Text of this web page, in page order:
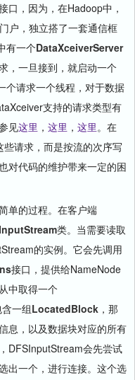
口，因为，在Hadoop中，
户，独立搭了一套通信框
有一个DataXceiverServer
，一旦接到，就启动一个
个请求一个线程，对于数据
支持的请求类型有
见这里 ， 这里 ， 这里。在
请求，而是按流的次序写
对代码的维护带来一定的困
的过程。在客户端
类。当需要读取
的实例。它会先调用
接口，提供给NameNode
中取得一个
一组LocatedBlock ，那
息，以及数据块对应的所有
DFSInputStream会先尝试
出一个，进行连接。这个选